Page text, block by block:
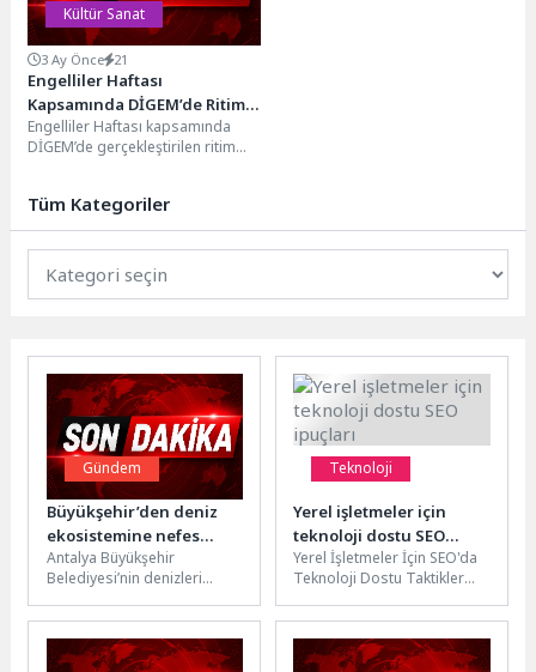
Kültür Sanat
3 Ay Önce 21
Engelliler Haftası
Kapsamında DİGEM’de Ritim
Çalışması
Engelliler Haftası kapsamında
DİGEM’de gerçekleştirilen ritim
Çalışmada...
Tüm Kategoriler
Gündem
Büyükşehir’den deniz
ekosistemine nefes
aldıracak proje
Antalya Büyükşehir
Belediyesi’nin denizleri
kuşaklara daha temiz bir
çevre bırakmak amacıyla
başlattığı...
Teknoloji
Yerel işletmeler için
teknoloji dostu SEO
ipuçları
Yerel İşletmeler İçin SEO'da
Teknoloji Dostu Taktikler
çalışmalarında teknolojinin
doğru bir...